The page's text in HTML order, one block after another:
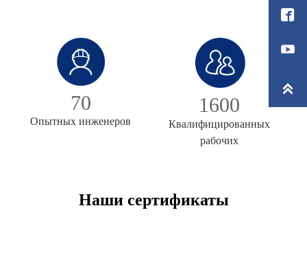
70
Опытных инженеров
1600
Квалифицированных
рабочих
Наши сертификаты

